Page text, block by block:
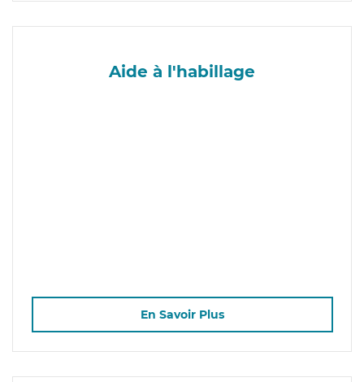
Aide à l'habillage
En Savoir Plus